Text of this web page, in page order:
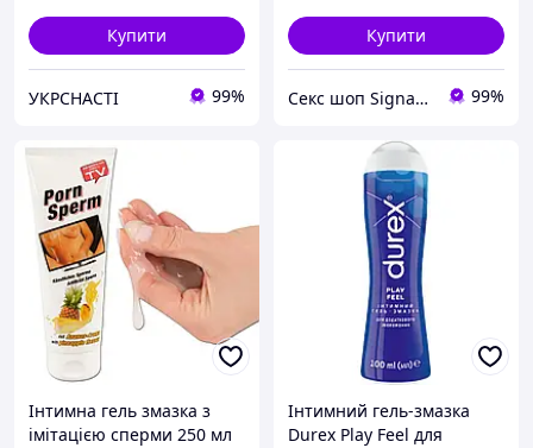
Купити
УКРСНАСТІ 99%
Купити
Секс шоп Signature Import Group 99%
Інтимна гель змазка з
імітацією сперми 250 мл
Інтимний гель-змазка
Durex Play Feel для